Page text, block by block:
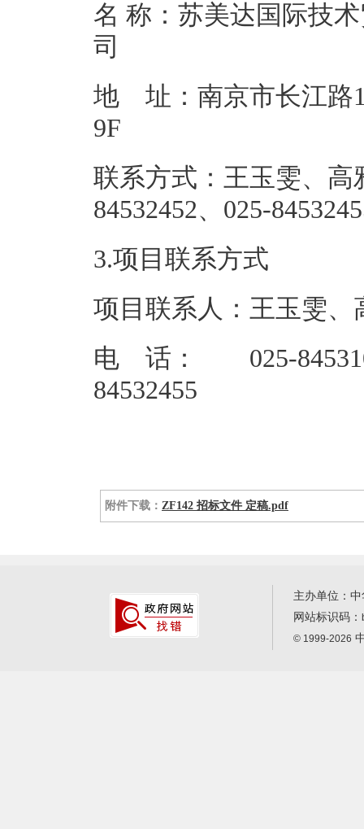
名 称：苏美达国际技
地 址：南京市长江路
联系方式：王玉雯、高
84532452
3.项目联系方式
项目联系人：王玉雯、
电 话： 025-
84532455
附件下载： ZF142 招标文件 定稿.pdf
主办单位：
网站标识码：
© 1999-2026